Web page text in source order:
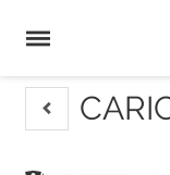
Home